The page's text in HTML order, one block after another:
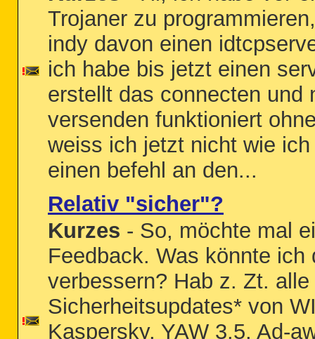
Trojaner zu
indy davon einen
ich habe bis jetzt einen
erstellt das connecten und
versenden funktioniert
weiss ich jetzt nicht wie
einen befehl an den...
Relativ "sicher"?
Kurzes - So, möchte mal
Feedback. Was könnte ich
verbessern? Hab z. Zt. alle
Sicherheitsupdates* von
Kaspersky, YAW 3.5, Ad-